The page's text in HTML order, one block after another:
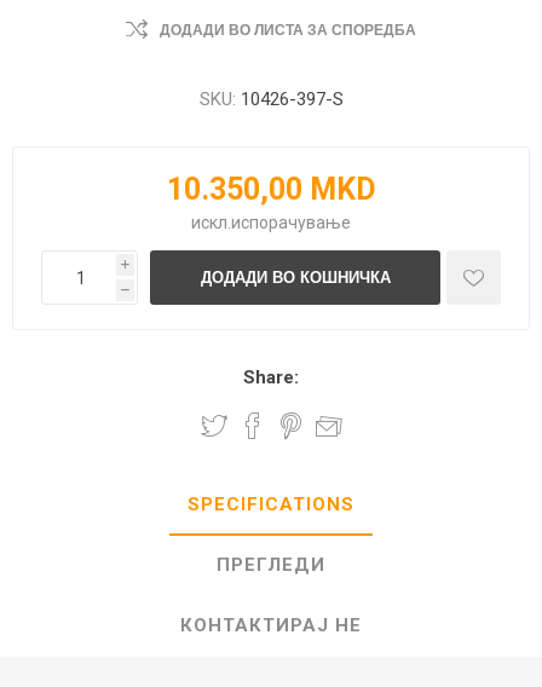
ДОДАДИ ВО ЛИСТА ЗА СПОРЕДБА
SKU: 10426-397-S
10.350,00 MKD
искл. испорачување
i
h
Share:
SPECIFICATIONS
ПРЕГЛЕДИ
КОНТАКТИРАЈ НЕ